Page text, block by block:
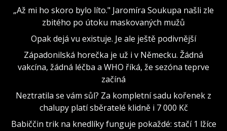
„Až mi ho skoro bylo líto." Jaromíra Soukupa našli zle
zbitého po útoku maskovaných mužů
Opak dejá vu existuje. Je ale ještě podivnější
Západonilská horečka je už i v Německu. Žádná
vakcína, žádná léčba a WHO říká, že sezóna teprve
začíná
Neztratila se vám sůl? Za kompletní sadu kořenek z
chalupy platí sběratelé klidně i 7 000 Kč
Babiččin trik na knedlíky funguje pokaždé: stačí 1 lžíce